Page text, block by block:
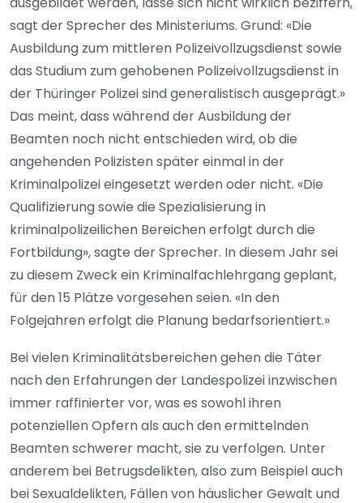
sagt der Sprecher des Ministeriums. Grund: «Die
Ausbildung zum mittleren Polizeivollzugsdienst sowie
das Studium zum gehobenen Polizeivollzugsdienst in
der Thüringer Polizei sind generalistisch ausgeprägt.»
Das meint, dass während der Ausbildung der
Beamten noch nicht entschieden wird, ob die
angehenden Polizisten später einmal in der
Kriminalpolizei eingesetzt werden oder nicht. «Die
Qualifizierung sowie die Spezialisierung in
kriminalpolizeilichen Bereichen erfolgt durch die
Fortbildung», sagte der Sprecher. In diesem Jahr sei
zu diesem Zweck ein Kriminalfachlehrgang geplant,
für den 15 Plätze vorgesehen seien. «In den
Folgejahren erfolgt die Planung bedarfsorientiert.»
Bei vielen Kriminalitätsbereichen gehen die Täter
nach den Erfahrungen der Landespolizei inzwischen
immer raffinierter vor, was es sowohl ihren
potenziellen Opfern als auch den ermittelnden
Beamten schwerer macht, sie zu verfolgen. Unter
anderem bei Betrugsdelikten, also zum Beispiel auch
bei Sexualdelikten, Fällen von häuslicher Gewalt und